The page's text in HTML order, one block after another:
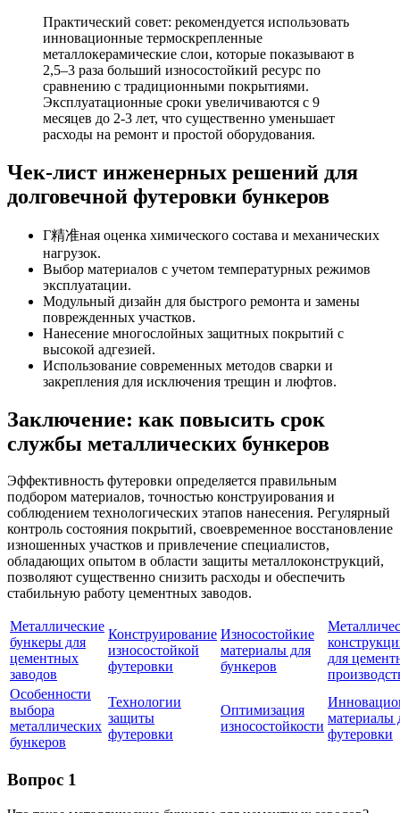
Практический совет: рекомендуется использовать
инновационные термоскрепленные
металлокерамические слои, которые показывают в
2,5–3 раза больший износостойкий ресурс по
сравнению с традиционными покрытиями.
Эксплуатационные сроки увеличиваются с 9
месяцев до 2-3 лет, что существенно уменьшает
расходы на ремонт и простой оборудования.
Чек-лист инженерных решений для
долговечной футеровки бункеров
Г精准ная оценка химического состава и механических
нагрузок.
Выбор материалов с учетом температурных режимов
эксплуатации.
Модульный дизайн для быстрого ремонта и замены
поврежденных участков.
Нанесение многослойных защитных покрытий с
высокой адгезией.
Использование современных методов сварки и
закрепления для исключения трещин и люфтов.
Заключение: как повысить срок
службы металлических бункеров
Эффективность футеровки определяется правильным
подбором материалов, точностью конструирования и
соблюдением технологических этапов нанесения. Регулярный
контроль состояния покрытий, своевременное восстановление
изношенных участков и привлечение специалистов,
обладающих опытом в области защиты металлоконструкций,
позволяют существенно снизить расходы и обеспечить
стабильную работу цементных заводов.
Металлические
бункеры для
цементных
заводов
Конструирование
износостойкой
футеровки
Износостойкие
материалы для
бункеров
для
Особенности
выбора
металлических
бункеров
Технологии
защиты
футеровки
Оптимизация
износостойкости
материалы
футеровки
Вопрос 1